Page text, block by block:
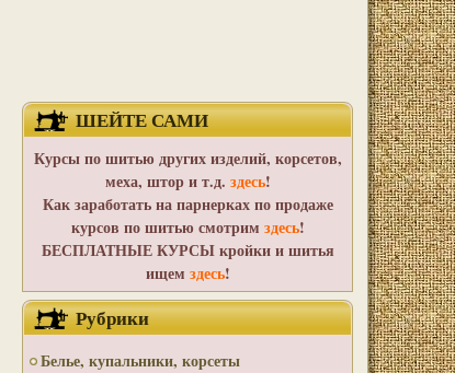
ШЕЙТЕ САМИ
Курсы по шитью других изделий, корсетов,
меха, штор и т.д. здесь!
Как заработать на парнерках по продаже
курсов по шитью смотрим здесь!
БЕСПЛАТНЫЕ КУРСЫ кройки и шитья
ищем здесь!
Рубрики
Белье, купальники, корсеты